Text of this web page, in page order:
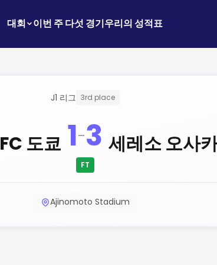
대회 이번 주 다섯 경기우리의 성적표
J1 리그 3rd place
FC 도쿄 1-3
FT
세레소 오사
Ajinomoto Stadium